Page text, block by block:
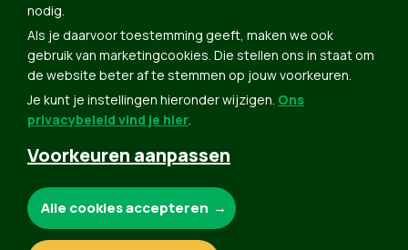
Word lid
Agenda
Bekijk kalender
Verleng je lidmaatschap
Programma oktober 2024
Programma juni 2024
Downloads
Webshop
nodig.
Als je daarvoor toestemming geeft, maken we ook
gebruik van marketingcookies. Die stellen ons in staat om
de website beter af te stemmen op jouw voorkeuren.
Je kunt je instellingen hieronder wijzigen. Ons
privacybeleid vind je hier.
Voorkeuren aanpassen
Alle cookies accepteren